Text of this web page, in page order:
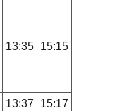
13:35 15:15
13:37 15:17